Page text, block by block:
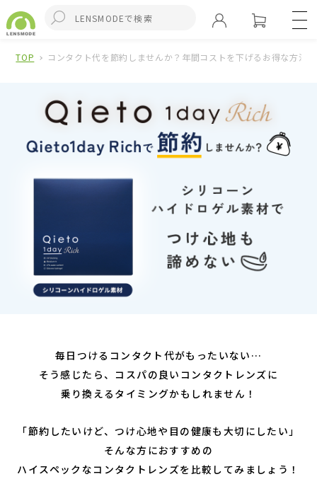
TOP コンタクト代を節約しませんか？年間コストを下げるお得な方法
毎日つけるコンタクト代がもったいない…
そう感じたら、コスパの良いコンタクトレンズに
乗り換えるタイミングかもしれません！
「節約したいけど、つけ心地や目の健康も大切にしたい」
そんな方におすすめの
ハイスペックなコンタクトレンズを比較してみましょう！